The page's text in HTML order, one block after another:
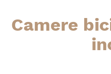
Blog
Camere